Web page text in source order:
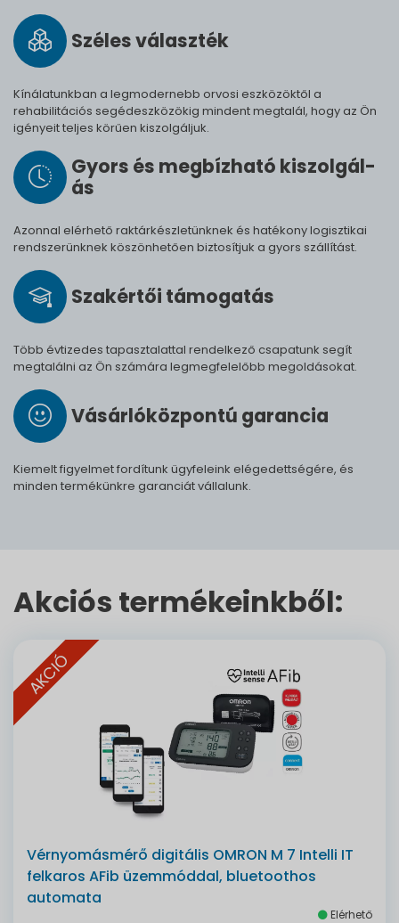
Széles vá­lasz­ték
Kínálatunkban a legmodernebb orvosi eszközöktől a
rehabilitációs segédeszközökig mindent megtalál, hogy az Ön
igényeit teljes körűen kiszolgáljuk.
Gyors és meg­bíz­ha­tó ki­szol­gál­
ás
Azonnal elérhető raktárkészletünknek és hatékony logisztikai
rendszerünknek köszönhetően biztosítjuk a gyors szállítást.
Szak­értői tá­mo­ga­tás
Több évtizedes tapasztalattal rendelkező csapatunk segít
megtalálni az Ön számára legmegfelelőbb megoldásokat.
Vásárló­köz­pontú ga­ran­cia
Kiemelt figyelmet fordítunk ügyfeleink elégedettségére, és
minden termékünkre garanciát vállalunk.
Akciós termékeinkből:
AKCIÓ
Vérnyomásmérő digitális OMRON M 7 Intelli IT
felkaros AFib üzemmóddal, bluetoothos
automata
Elérhető